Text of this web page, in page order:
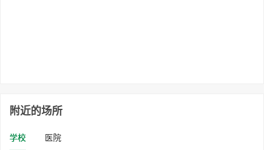
附近的场所
学校 医院